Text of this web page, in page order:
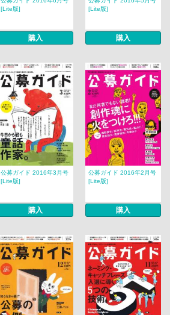
[Lite版]
購入
[Lite版]
購入
公募ガイド 2016年3月号
[Lite版]
購入
公募ガイド 2016年2月号
[Lite版]
購入